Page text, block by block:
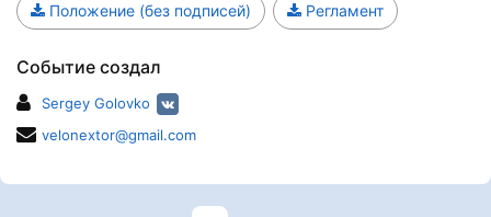
Положение (без подписей) Регламент
Событие создал
Sergey Golovko
velonextor@gmail.com